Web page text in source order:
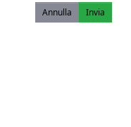
Annulla Invia